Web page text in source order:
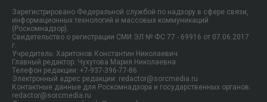
Зарегистрировано Федеральной службой по надзору в сфере связи,
информационных технологий и массовых коммуникаций
(Роскомнадзор).
Свидетельство о регистрации СМИ ЭЛ № ФС 77 - 69916 от 07.06.2017
г.
Учредитель: Харитонов Константин Николаевич.
Главный редактор: Чухутова Мария Николаевна.
Телефон редакции: +7-937-396-77-86
Электронный адрес редакции: redactor@sorcmedia.ru
Контактные данные для Роскомнадзора и государственных органов:
redactor@sorcmedia.ru